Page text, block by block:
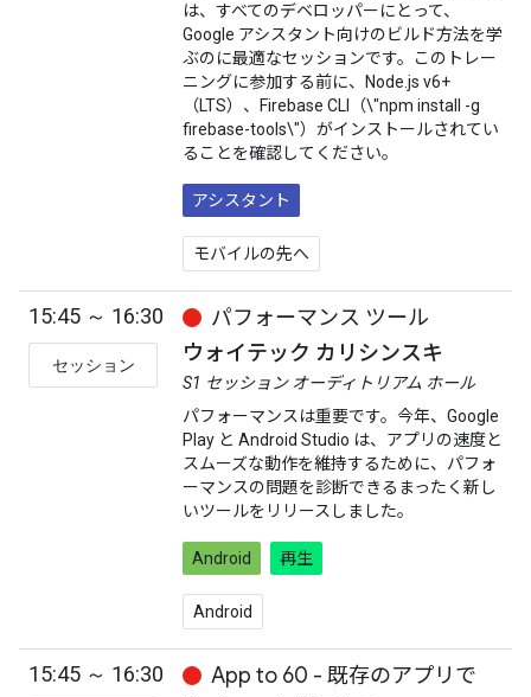
は、すべてのデベロッパーにとって、
Google アシスタント向けのビルド方法を学
ぶのに最適なセッションです。このトレー
ニングに参加する前に、Node.js v6+
（LTS）、Firebase CLI（\"npm install -g
firebase-tools\"）がインストールされてい
ることを確認してください。
アシスタント
モバイルの先へ
15:45 ～ 16:30
セッション
パフォーマンス ツール
ウォイテック カリシンスキ
S1 セッション オーディトリアム ホール
パフォーマンスは重要です。今年、Google
Play と Android Studio は、アプリの速度と
スムーズな動作を維持するために、パフォ
ーマンスの問題を診断できるまったく新し
いツールをリリースしました。
Android 再生
Android
15:45 ～ 16:30
App to 60 - 既存のアプリで